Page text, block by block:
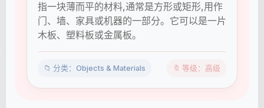
指一块薄而平的材料,通常是方形或矩形,用作
门、墙、家具或机器的一部分。它可以是一片
木板、塑料板或金属板。
📁 分类：Objects & Materials 🔖 等级：高级